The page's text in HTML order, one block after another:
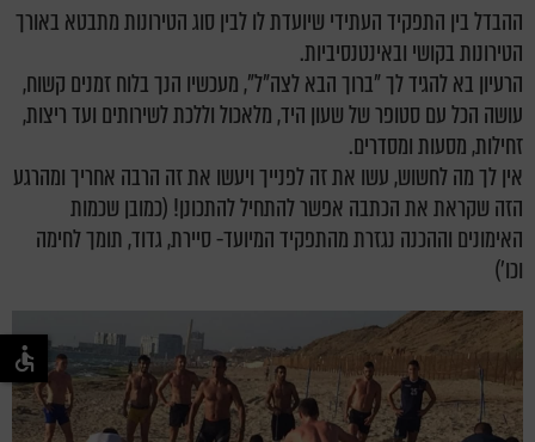
ההבדל בין התפקיד העתידי שיועדת לו לבין סוג הטירונות מתבטא באורך
הטירונות בקושי ובאינטנסיביות.
הרעיון בא להגיד לך "ברוך הבא לצה"ל", מעכשיו הנך בלוח זמנים קשוח,
עושה הכל עם סטופר של שעון היד, מלאכול וללכת לשירותים ועד ריצות,
זחילות, מסעות ומסדרים.
אין לך מה לחשוש, עשו את זה לפנייך ויעשו את זה הרבה אחריך ומהרגע
הזה שקראת את הכתבה אפשר להתחיל להתכונן! (כמובן שכמות
האימונים וההכנה נגזרת מהתפקיד המיועד- סיירת, גדוד, תומך לחימה
וכו')